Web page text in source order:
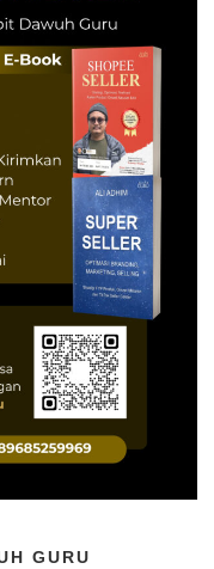
GURU